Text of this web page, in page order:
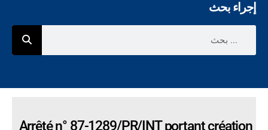
إجراء بحث
Arrêté n° 87-1289/PR/INT portant création